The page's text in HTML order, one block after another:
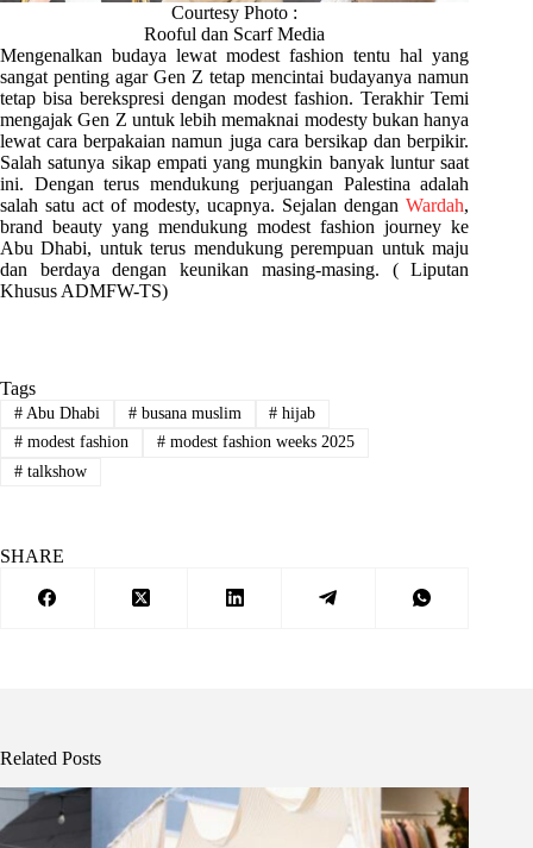
Courtesy Photo :
Rooful dan Scarf Media
Mengenalkan budaya lewat modest fashion tentu hal yang
sangat penting agar Gen Z tetap mencintai budayanya namun
tetap bisa berekspresi dengan modest fashion. Terakhir Temi
mengajak Gen Z untuk lebih memaknai modesty bukan hanya
lewat cara berpakaian namun juga cara bersikap dan berpikir.
Salah satunya sikap empati yang mungkin banyak luntur saat
ini. Dengan terus mendukung perjuangan Palestina adalah
salah satu act of modesty, ucapnya. Sejalan denganWardah,
brand beauty yang mendukung modest fashion journey ke
Abu Dhabi, untuk terus mendukung perempuan untuk maju
dan berdaya dengan keunikan masing-masing. ( Liputan
Khusus ADMFW-TS)
Tags
#Abu Dhabi #busana muslim # hijab
#modest fashion #modest fashion weeks 2025
#talkshow
SHARE
Related Posts